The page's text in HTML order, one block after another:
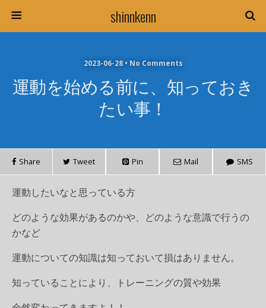
shinnkenn
2023-06-28 • No Comments
運動を始める前に、知っておき
たい事！
Share Tweet Pin Mail SMS
運動したいなと思っている方
どのような効果があるのかや、どのような意識で行うの
かなど
運動についての知識は知っておいて損はありません。
知っていることにより、トレーニングの質や効果